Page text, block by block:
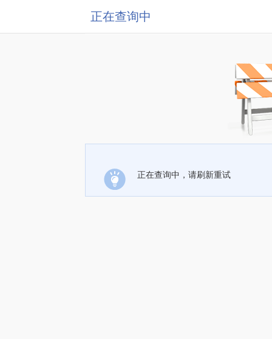
正在查询中
正在查询中，请刷新重试